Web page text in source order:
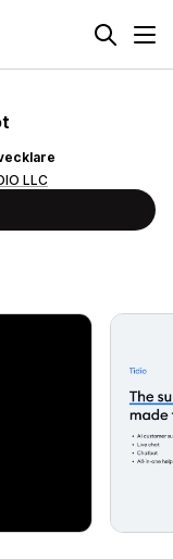
LLC